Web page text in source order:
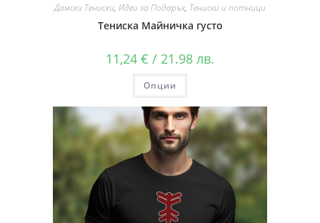
Дамски Тениски, Идеи за Подарък, Тениски и потници
Тениска Майничка густо
11,24 € / 21.98 лв.
Опции